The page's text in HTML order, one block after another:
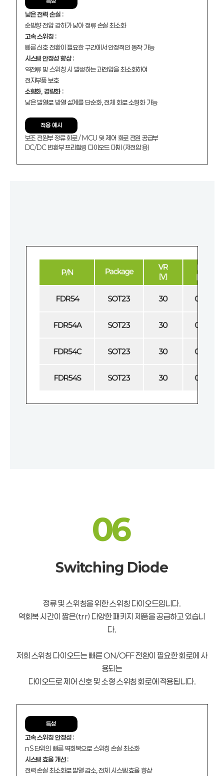
낮은 전력 손실 :
순방향 전압 강하가 낮아 정류 손실 최소화
고속 스위칭 :
빠른 신호 전환이 필요한 구간에서 안정적인 동작 가능
시스템 안정성 향상 :
역전류 및 스위칭 시 발생하는 과전압을 최소화하여
전자부품 보호
소형화, 경량화 :
낮은 발열로 방열 설계를 단순화, 전체 회로 소형화 가능
적용 예시
보조 전원부 정류 회로 / MCU 및 제어 회로 전원 공급부
DC/DC 변환부 프리휠링 다이오드 대체 (저전압 용)
06
Switching Diode
정류 및 스위칭을 위한 스위칭 다이오드입니다.
역회복 시간이 짧은(trr) 다양한 패키지 제품을 공급하고 있습니
다.
저희 스위칭 다이오드는 빠른 ON/OFF 전환이 필요한 회로에 사
용되는
다이오드로 제어 신호 및 소형 스위칭 회로에 적용됩니다.
특성
고속 스위칭 안정성 :
nS 단위의 빠른 역회복으로 스위칭 손실 최소화
시스템 효율 개선 :
전력 손실 최소화로 발열 감소, 전체 시스템 효율 향상